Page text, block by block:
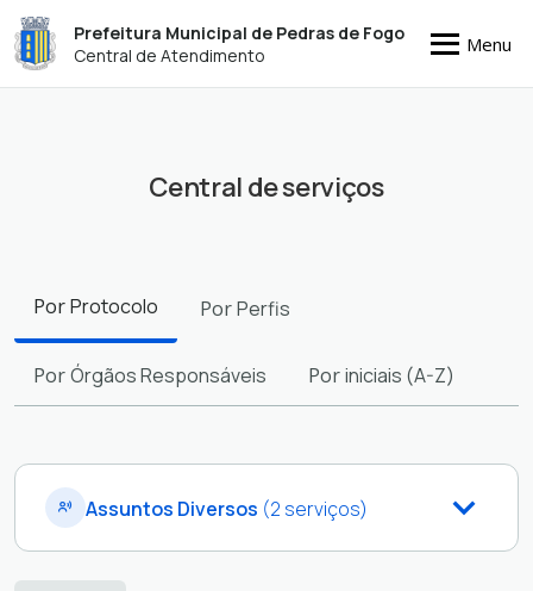
Prefeitura Municipal de Pedras de Fogo
Central de Atendimento
Menu
Central de serviços
PorProtocolo PorPerfis
PorÓrgãos Responsáveis Poriniciais (A-Z)
Assuntos Diversos (2 serviços)